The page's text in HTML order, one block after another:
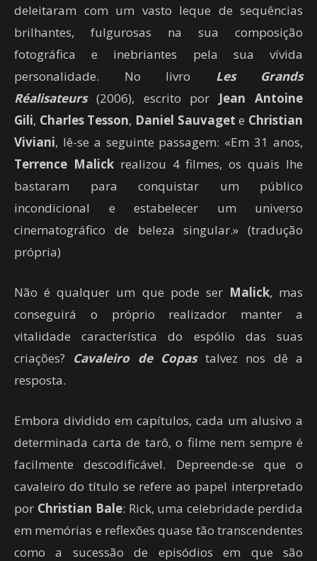
deleitaram com um vasto leque de sequências
brilhantes, fulgurosas na sua composição
fotográfica e inebriantes pela sua vívida
personalidade. No livro Les Grands
Réalisateurs (2006), escrito por Jean Antoine
Gili, Charles Tesson, Daniel Sauvaget e Christian
Viviani, lê-se a seguinte passagem: «Em 31 anos,
Terrence Malickrealizou 4 filmes, os quais lhe
bastaram para conquistar um público
incondicional e estabelecer um universo
cinematográfico de beleza singular.» (tradução
própria)
Não é qualquer um que pode ser Malick, mas
conseguirá o próprio realizador manter a
vitalidade característica do espólio das suas
criações? Cavaleiro de Copas talvez nos dê a
resposta.
Embora dividido em capítulos, cada um alusivo a
determinada carta de tarô, o filme nem sempre é
facilmente descodificável. Depreende-se que o
cavaleiro do título se refere ao papel interpretado
por Christian Bale: Rick, uma celebridade perdida
em memórias e reflexões quase tão transcendentes
como a sucessão de episódios em que são